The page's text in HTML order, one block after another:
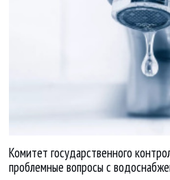
Комитет государственного
проблемные вопросы с